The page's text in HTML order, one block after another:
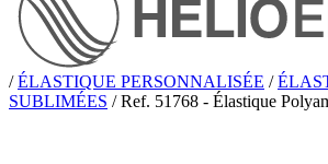
/ ÉLASTIQUE PERSONNALISÉE /
SUBLIMÉES / Ref. 51768 - Élastique